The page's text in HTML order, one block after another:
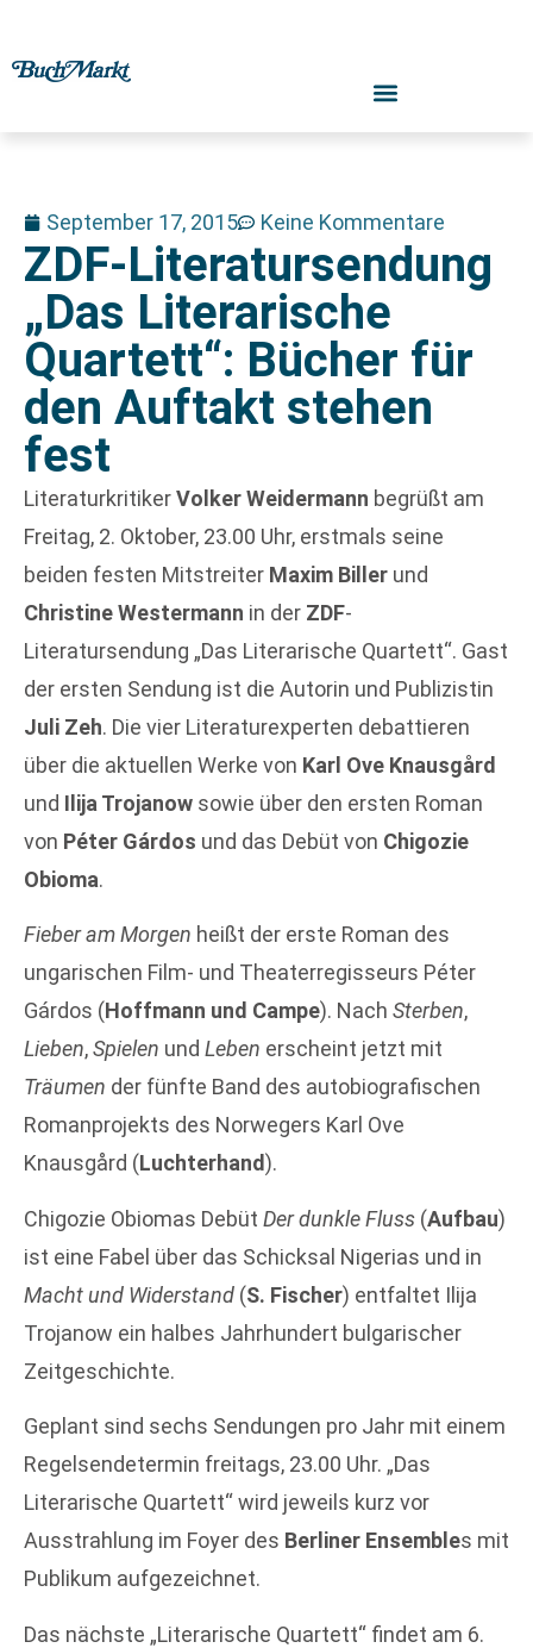
September 17, 2015 Keine Kommentare
ZDF-Literatursendung
„Das Literarische
Quartett“: Bücher für
den Auftakt stehen
fest
LiteraturkritikerVolker Weidermann begrüßt am
Freitag, 2. Oktober, 23.00 Uhr, erstmals seine
beiden festen Mitstreiter Maxim Biller und
Christine Westermann in der ZDF-
Literatursendung „Das Literarische Quartett“. Gast
der ersten Sendung ist die Autorin und Publizistin
Juli Zeh. Die vier Literaturexperten debattieren
über die aktuellen Werke von Karl Ove Knausgård
und Ilija Trojanow sowie über den ersten Roman
von Péter Gárdos und das Debüt von Chigozie
Obioma.
Fieber am Morgen heißt der erste Roman des
ungarischen Film- und Theaterregisseurs Péter
Gárdos (Hoffmann und Campe). Nach Sterben,
Lieben,Spielen und Leben erscheint jetzt mit
Träumen der fünfte Band des autobiografischen
Romanprojekts des Norwegers Karl Ove
Knausgård (Luchterhand).
Chigozie Obiomas Debüt Der dunkle Fluss (Aufbau)
ist eine Fabel über das Schicksal Nigerias und in
Macht und Widerstand (S. Fischer) entfaltet Ilija
Trojanow ein halbes Jahrhundert bulgarischer
Zeitgeschichte.
Geplant sind sechs Sendungen pro Jahr mit einem
Regelsendetermin freitags, 23.00 Uhr. „Das
Literarische Quartett“ wird jeweils kurz vor
Ausstrahlung im Foyer des Berliner Ensembles mit
Publikum aufgezeichnet.
Das nächste „Literarische Quartett“ findet am 6.